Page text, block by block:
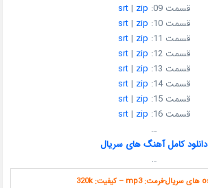
قسمت 09:
srt| zip
قسمت 10:
srt| zip
قسمت 11:
srt| zip
قسمت 12:
srt| zip
قسمت 13:
srt| zip
قسمت 14:
srt| zip
قسمت 15:
srt| zip
قسمت 16:
srt| zip
…
دانلود کامل آهنگ های سریال
…